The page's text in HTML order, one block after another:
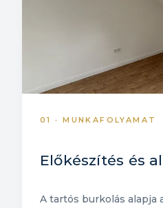
01 · MUNKAFOLYAMAT
Előkészítés és
A tartós burkolás